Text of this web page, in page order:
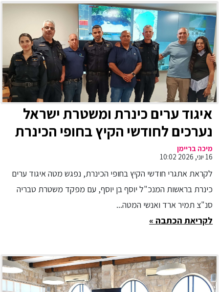
איגוד ערים כינרת ומשטרת ישראל
נערכים לחודשי הקיץ בחופי הכינרת
מיכה בריימן
16 יוני, 2026 10:02
לקראת אתגרי חודשי הקיץ בחופי הכינרת, נפגש מטה איגוד ערים
כינרת בראשות המנכ"ל יוסף בן יוסף, עם מפקד משטרת טבריה
סנ"צ תמיר ארד ואנשי המטה...
לקריאת הכתבה »